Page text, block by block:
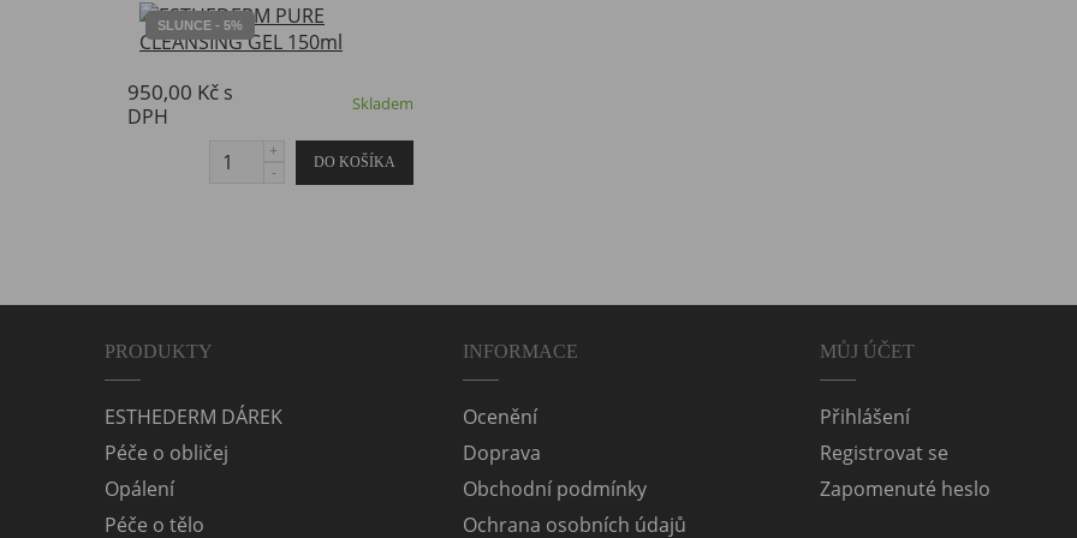
SLUNCE - 5%
950,00 Kč s
DPH
Skladem
PRODUKTY
ESTHEDERM DÁREK
Péče o obličej
Opálení
Péče o tělo
INFORMACE
Ocenění
Doprava
Obchodní podmínky
Ochrana osobních údajů
MŮJ ÚČET
Přihlášení
Registrovat se
Zapomenuté heslo